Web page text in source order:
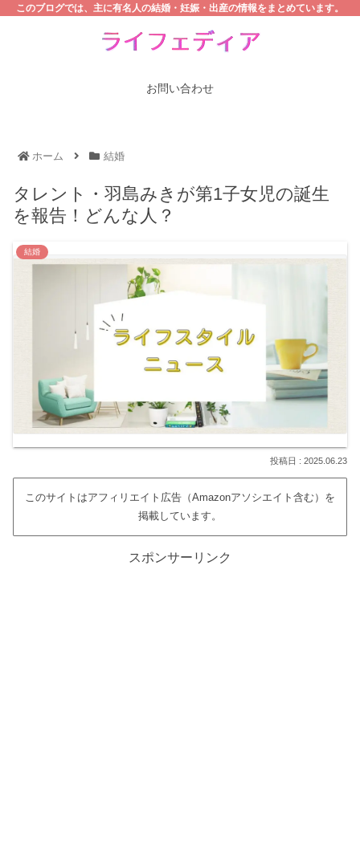
このブログでは、主に有名人の結婚・妊娠・出産の情報をまとめています。
お問い合わせ
ホーム 結婚
タレント・羽島みきが第1子女児の誕生
を報告！どんな人？
結婚
2025.06.23
このサイトはアフィリエイト広告（Amazonアソシエイト含む）を
掲載しています。
スポンサーリンク